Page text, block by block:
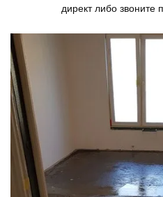
директ либо